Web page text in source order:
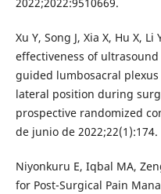
Xu Y, Song J, Xia X, Hu X,
effectiveness of
guided lumbosacral
lateral position during
prospective randomized
de junio de 2022;22(1):174.
Niyonkuru E, Iqbal MA,
for Post-Surgical Pain